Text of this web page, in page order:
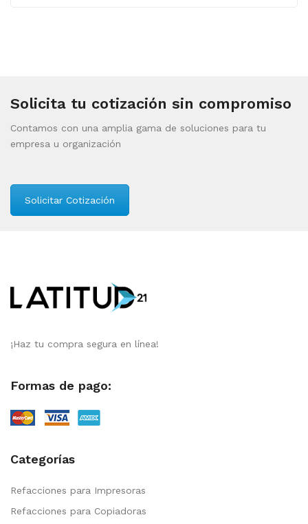
Solicita tu cotización sin compromiso
Contamos con una amplia gama de soluciones para tu
empresa u organización
Solicitar Cotización
¡Haz tu compra segura en línea!
Formas de pago:
Categorías
Refacciones para Impresoras
Refacciones para Copiadoras